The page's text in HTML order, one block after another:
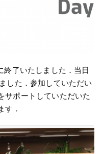
終了いたしました．当日
した．参加していただい
サポートしていただいた
す．